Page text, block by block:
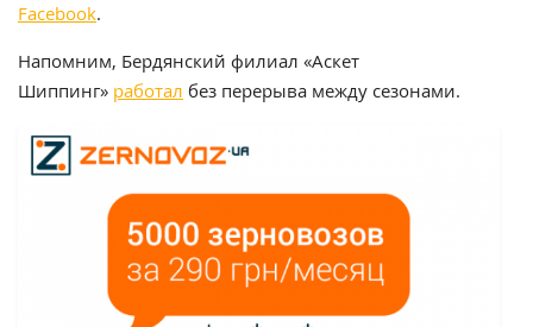
Facebook.
Напомним, Бердянский филиал «Аскет
Шиппинг» работал без перерыва между сезонами.